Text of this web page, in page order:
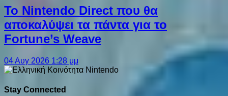
Το Nintendo Direct που θα
αποκαλύψει τα πάντα για το
Fortune’s Weave
04 Αυγ 2026 1:28 μμ
Stay Connected